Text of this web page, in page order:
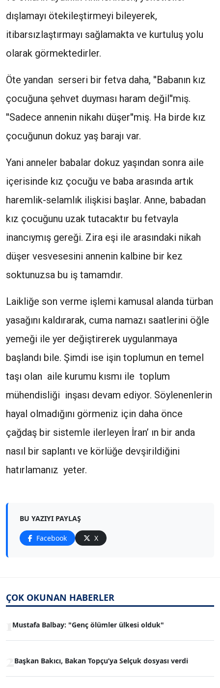
dışlamayı ötekileştirmeyi bileyerek,
itibarsızlaştırmayı sağlamakta ve kurtuluş yolu
olarak görmektedirler.
Öte yandan serseri bir fetva daha, ''Babanın kız
çocuğuna şehvet duyması haram değil''miş.
''Sadece annenin nikahı düşer''miş. Ha birde kız
çocuğunun dokuz yaş barajı var.
Yani anneler babalar dokuz yaşından sonra aile
içerisinde kız çocuğu ve baba arasında artık
haremlik-selamlık ilişkisi başlar. Anne, babadan
kız çocuğunu uzak tutacaktır bu fetvayla
inancıymış gereği. Zira eşi ile arasındaki nikah
düşer vesvesesini annenin kalbine bir kez
soktunuzsa bu iş tamamdır.
Laikliğe son verme işlemi kamusal alanda türban
yasağını kaldırarak, cuma namazı saatlerini öğle
yemeği ile yer değiştirerek uygulanmaya
başlandı bile. Şimdi ise işin toplumun en temel
taşı olan aile kurumu kısmı ile toplum
mühendisliği inşası devam ediyor. Söylenenlerin
hayal olmadığını görmeniz için daha önce
çağdaş bir sistemle ilerleyen İran’ ın bir anda
nasıl bir saplantı ve körlüğe devşirildiğini
hatırlamanız yeter.
BU YAZIYI PAYLAŞ
Facebook X
ÇOK OKUNAN HABERLER
Mustafa Balbay: "Genç ölümler ülkesi olduk"
Başkan Bakıcı, Bakan Topçu’ya Selçuk dosyası verdi